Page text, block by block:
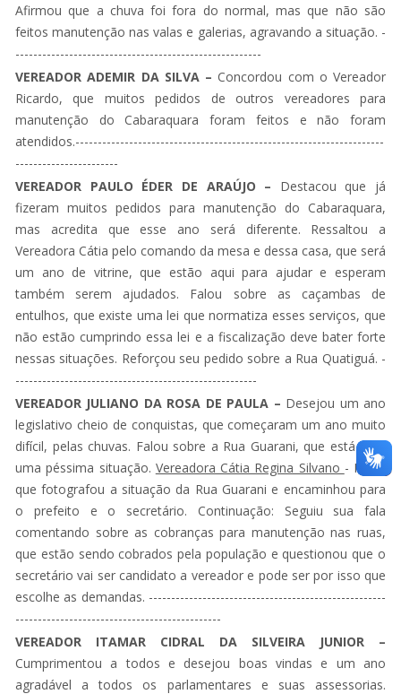
Afirmou que a chuva foi fora do normal, mas que não são
feitos manutenção nas valas e galerias, agravando a situação. -
-------------------------------------------------------
VEREADOR ADEMIR DA SILVA –Concordou com o Vereador
Ricardo, que muitos pedidos de outros vereadores para
manutenção do Cabaraquara foram feitos e não foram
atendidos.---------------------------------------------------------------------
-----------------------
VEREADOR PAULO ÉDER DE ARAÚJO – Destacou que já
fizeram muitos pedidos para manutenção do Cabaraquara,
mas acredita que esse ano será diferente. Ressaltou a
Vereadora Cátia pelo comando da mesa e dessa casa, que será
um ano de vitrine, que estão aqui para ajudar e esperam
também serem ajudados. Falou sobre as caçambas de
entulhos, que existe uma lei que normatiza esses serviços, que
não estão cumprindo essa lei e a fiscalização deve bater forte
nessas situações. Reforçou seu pedido sobre a Rua Quatiguá. -
------------------------------------------------------
VEREADOR JULIANO DA ROSA DE PAULA – Desejou um ano
legislativo cheio de conquistas, que começaram um ano muito
difícil, pelas chuvas. Falou sobre a Rua Guarani, que está com
uma péssima situação. Vereadora Cátia Regina Silvano - Falou
que fotografou a situação da Rua Guarani e encaminhou para
o prefeito e o secretário. Continuação: Seguiu sua fala
comentando sobre as cobranças para manutenção nas ruas,
que estão sendo cobrados pela população e questionou que o
secretário vai ser candidato a vereador e pode ser por isso que
escolhe as demandas. -----------------------------------------------------
----------------------------------------------
VEREADOR ITAMAR CIDRAL DA SILVEIRA JUNIOR –
Cumprimentou a todos e desejou boas vindas e um ano
agradável a todos os parlamentares e suas assessorias.